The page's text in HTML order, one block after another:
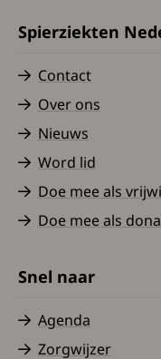
Spierziekten
Contact
Over ons
Nieuws
Word lid
Doe mee als
Doe mee als
Snel naar
Agenda
Zorgwijzer